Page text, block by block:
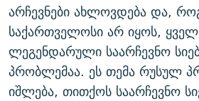
არჩევნები ახლოვდება და,
საქართველოსი არ იყოს,
ლეგენდარული საარჩევნო
პრობლემაა. ეს თემა რუსულ
იშლება, თითქოს საარჩევნო